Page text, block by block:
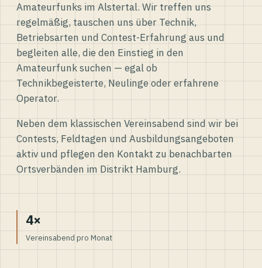
Amateurfunks im Alstertal. Wir treffen uns
regelmäßig, tauschen uns über Technik,
Betriebsarten und Contest-Erfahrung aus und
begleiten alle, die den Einstieg in den
Amateurfunk suchen — egal ob
Technikbegeisterte, Neulinge oder erfahrene
Operator.
Neben dem klassischen Vereinsabend sind wir bei
Contests, Feldtagen und Ausbildungsangeboten
aktiv und pflegen den Kontakt zu benachbarten
Ortsverbänden im Distrikt Hamburg.
4×
Vereinsabend pro Monat